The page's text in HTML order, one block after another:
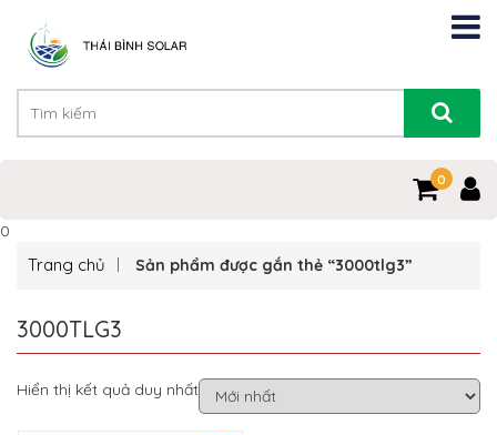
0
0
Trang chủ Sản phẩm được gắn thẻ “3000tlg3”
3000TLG3
Hiển thị kết quả duy nhất